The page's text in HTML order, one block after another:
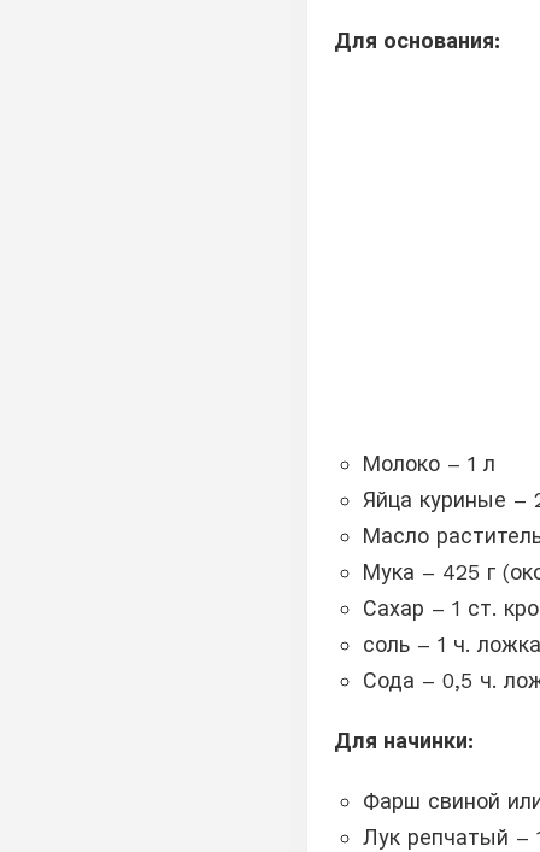
Для основания:
Молоко – 1 л
Яйца куриные –
Масло
Мука – 425 г
Сахар – 1 ст.
соль – 1 ч. ложка
Сода – 0,5 ч.
Для начинки:
Фарш свиной
Лук репчатый –